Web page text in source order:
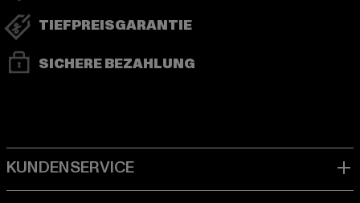
TIEFPREISGARANTIE
SICHERE BEZAHLUNG